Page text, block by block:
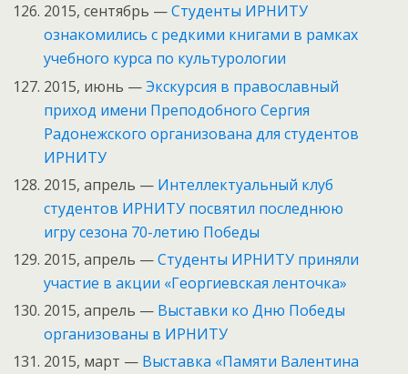
2015, сентябрь —Студенты ИРНИТУ
ознакомились с редкими книгами в рамках
учебного курса по культурологии
2015, июнь —Экскурсия в православный
приход имени Преподобного Сергия
Радонежского организована для студентов
ИРНИТУ
2015, апрель — Интеллектуальный клуб
студентов ИРНИТУ посвятил последнюю
игру сезона 70-летию Победы
2015, апрель —Студенты ИРНИТУ приняли
участие в акции «Георгиевская ленточка»
2015, апрель — Выставки ко Дню Победы
организованы в ИРНИТУ
2015, март — Выставка «Памяти Валентина